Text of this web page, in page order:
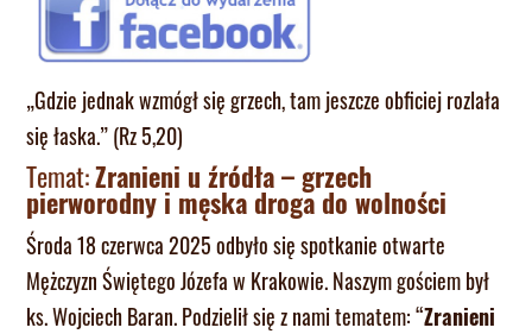
„Gdzie jednak wzmógł się grzech, tam jeszcze obficiej rozlała
się łaska.” (Rz 5,20)
Temat:Zranieni u źródła – grzech
pierworodny i męska droga do wolności
Środa 18 czerwca 2025 odbyło się spotkanie otwarte
Mężczyzn Świętego Józefa w Krakowie. Naszym gościem był
ks. Wojciech Baran. Podzielił się z nami tematem: “Zranieni